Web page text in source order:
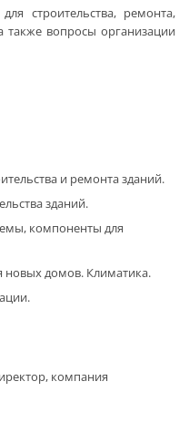
строительства, ремонта,
также вопросы организации
и ремонта зданий.
зданий.
компоненты для
домов. Климатика.
компания